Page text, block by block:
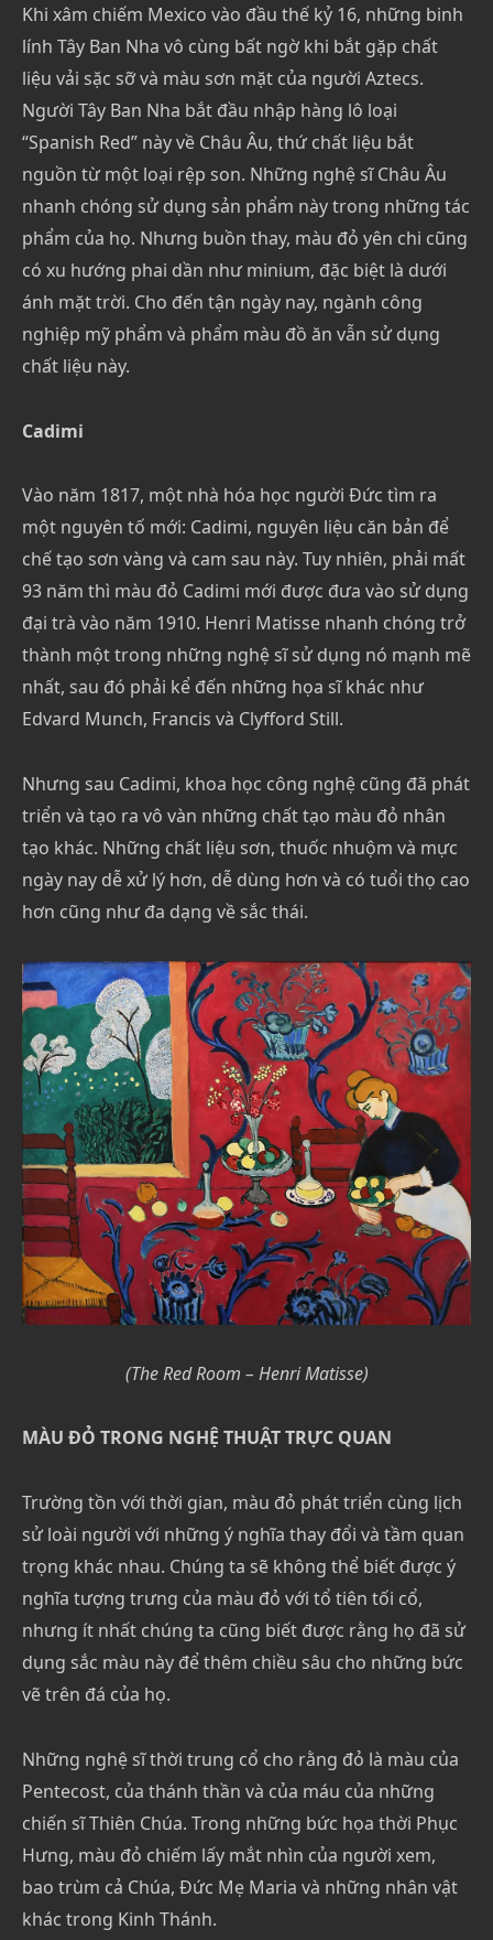
Khi xâm chiếm Mexico vào đầu thế kỷ 16, những binh
lính Tây Ban Nha vô cùng bất ngờ khi bắt gặp chất
liệu vải sặc sỡ và màu sơn mặt của người Aztecs.
Người Tây Ban Nha bắt đầu nhập hàng lô loại
“Spanish Red” này về Châu Âu, thứ chất liệu bắt
nguồn từ một loại rệp son. Những nghệ sĩ Châu Âu
nhanh chóng sử dụng sản phẩm này trong những tác
phẩm của họ. Nhưng buồn thay, màu đỏ yên chi cũng
có xu hướng phai dần như minium, đặc biệt là dưới
ánh mặt trời. Cho đến tận ngày nay, ngành công
nghiệp mỹ phẩm và phẩm màu đồ ăn vẫn sử dụng
chất liệu này.
Cadimi
Vào năm 1817, một nhà hóa học người Đức tìm ra
một nguyên tố mới: Cadimi, nguyên liệu căn bản để
chế tạo sơn vàng và cam sau này. Tuy nhiên, phải mất
93 năm thì màu đỏ Cadimi mới được đưa vào sử dụng
đại trà vào năm 1910. Henri Matisse nhanh chóng trở
thành một trong những nghệ sĩ sử dụng nó mạnh mẽ
nhất, sau đó phải kể đến những họa sĩ khác như
Edvard Munch, Francis và Clyfford Still.
Nhưng sau Cadimi, khoa học công nghệ cũng đã phát
triển và tạo ra vô vàn những chất tạo màu đỏ nhân
tạo khác. Những chất liệu sơn, thuốc nhuộm và mực
ngày nay dễ xử lý hơn, dễ dùng hơn và có tuổi thọ cao
hơn cũng như đa dạng về sắc thái.
(The Red Room – Henri Matisse)
MÀU ĐỎ TRONG NGHỆ THUẬT TRỰC QUAN
Trường tồn với thời gian, màu đỏ phát triển cùng lịch
sử loài người với những ý nghĩa thay đổi và tầm quan
trọng khác nhau. Chúng ta sẽ không thể biết được ý
nghĩa tượng trưng của màu đỏ với tổ tiên tối cổ,
nhưng ít nhất chúng ta cũng biết được rằng họ đã sử
dụng sắc màu này để thêm chiều sâu cho những bức
vẽ trên đá của họ.
Những nghệ sĩ thời trung cổ cho rằng đỏ là màu của
Pentecost, của thánh thần và của máu của những
chiến sĩ Thiên Chúa. Trong những bức họa thời Phục
Hưng, màu đỏ chiếm lấy mắt nhìn của người xem,
bao trùm cả Chúa, Đức Mẹ Maria và những nhân vật
khác trong Kinh Thánh.